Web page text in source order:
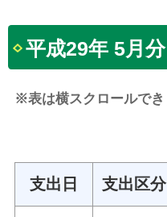
平成29年 5月分
※表は横スクロールでき
支出日 支出区分